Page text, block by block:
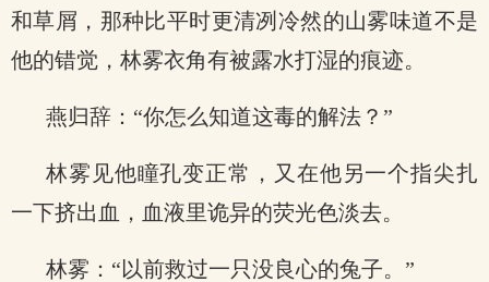
和草屑，那种比平时更清冽冷然的山雾味道不是
他的错觉，林雾衣角有被露水打湿的痕迹。
燕归辞：“你怎么知道这毒的解法？”
林雾见他瞳孔变正常，又在他另一个指尖扎
一下挤出血，血液里诡异的荧光色淡去。
林雾：“以前救过一只没良心的兔子。”